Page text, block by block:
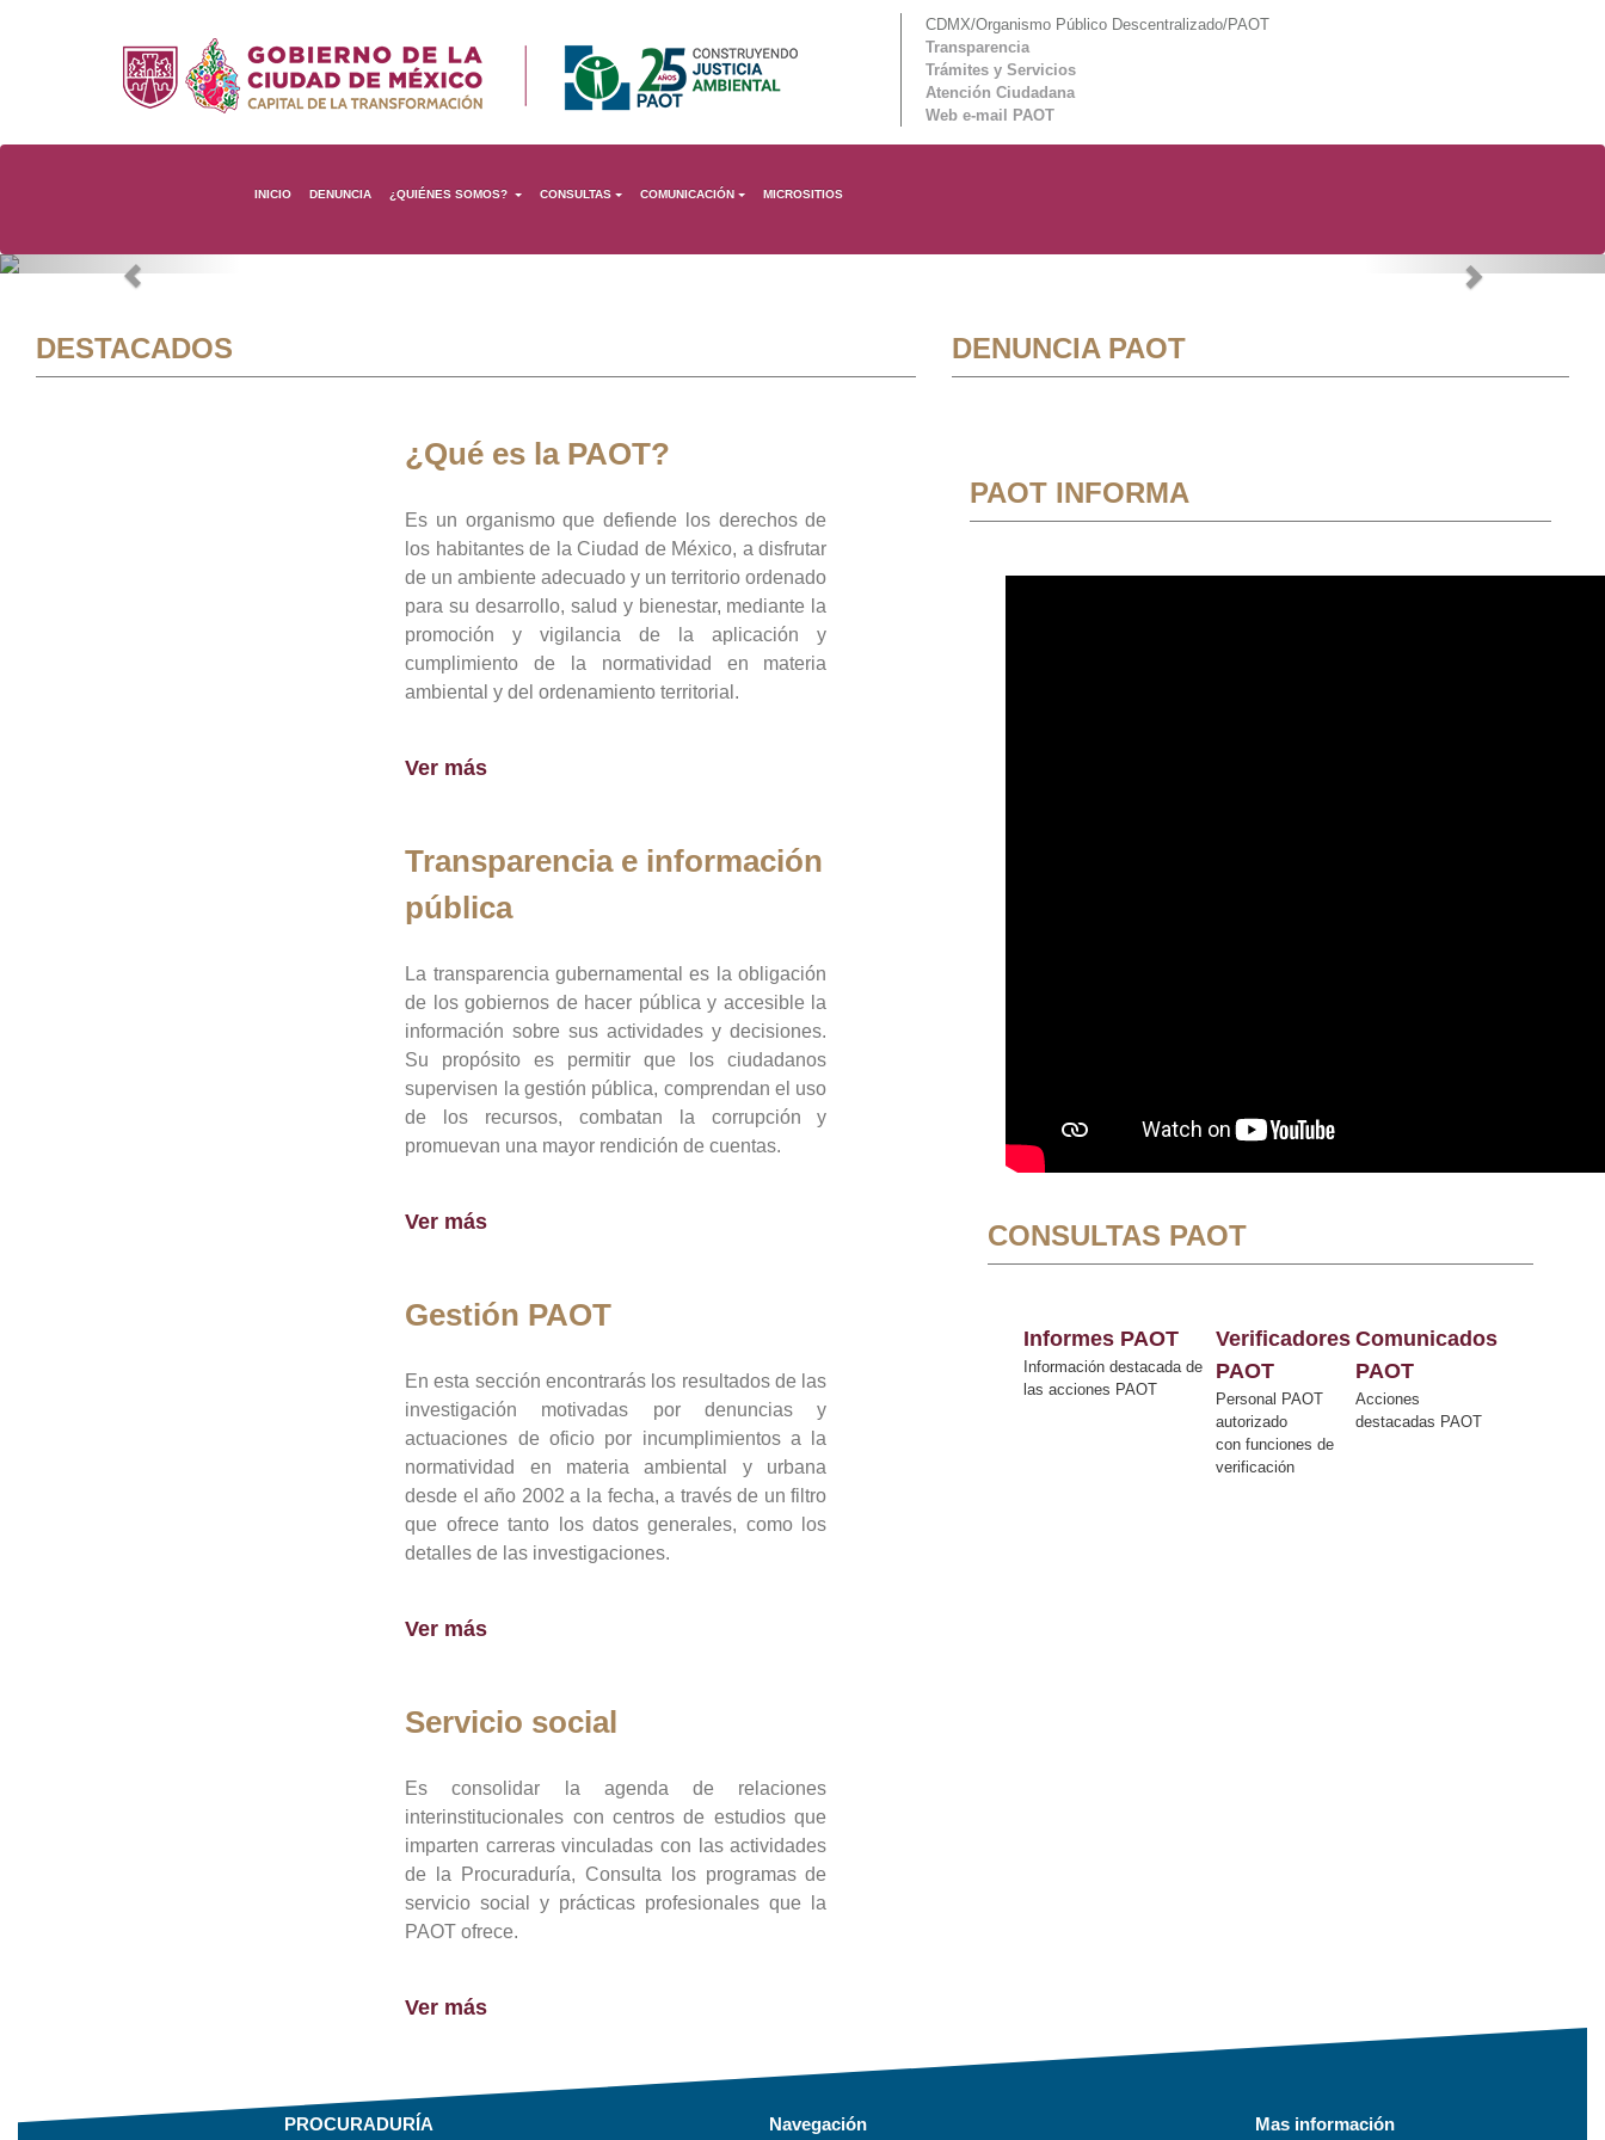
CDMX/Organismo Público Descentralizado/PAOT
Transparencia
Trámites y Servicios
Atención Ciudadana
Web e-mail PAOT
INICIO DENUNCIA ¿QUIÉNES SOMOS? CONSULTAS COMUNICACIÓN MICROSITIOS
Previous Next
DESTACADOS
¿Qué es la PAOT?
Es un organismo que defiende los derechos de
los habitantes de la Ciudad de México, a disfrutar
de un ambiente adecuado y un territorio ordenado
para su desarrollo, salud y bienestar, mediante la
promoción y vigilancia de la aplicación y
cumplimiento de la normatividad en materia
ambiental y del ordenamiento territorial.
Ver más
Transparencia e información
pública
La transparencia gubernamental es la obligación
de los gobiernos de hacer pública y accesible la
información sobre sus actividades y decisiones.
Su propósito es permitir que los ciudadanos
supervisen la gestión pública, comprendan el uso
de los recursos, combatan la corrupción y
promuevan una mayor rendición de cuentas.
Ver más
Gestión PAOT
En esta sección encontrarás los resultados de las
investigación motivadas por denuncias y
actuaciones de oficio por incumplimientos a la
normatividad en materia ambiental y urbana
desde el año 2002 a la fecha, a través de un filtro
que ofrece tanto los datos generales, como los
detalles de las investigaciones.
Ver más
Servicio social
Es consolidar la agenda de relaciones
interinstitucionales con centros de estudios que
imparten carreras vinculadas con las actividades
de la Procuraduría, Consulta los programas de
servicio social y prácticas profesionales que la
PAOT ofrece.
Ver más
DENUNCIA PAOT
PAOT INFORMA
CONSULTAS PAOT
Informes PAOT
Información destacada de
las acciones PAOT
Verificadores
PAOT
Personal PAOT
autorizado
con funciones de
verificación
Comunicados
PAOT
Acciones
destacadas PAOT
PROCURADURÍA Navegación Mas información